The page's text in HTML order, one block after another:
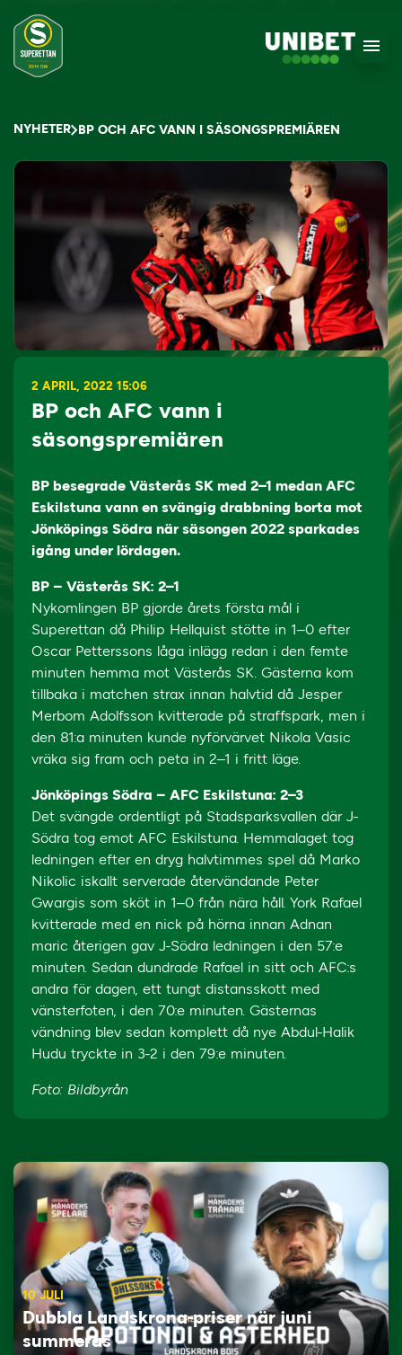
NYHETER BP OCH AFC VANN I SÄSONGSPREMIÄREN
2 APRIL, 2022 15:06
BP och AFC vann i
säsongspremiären
BP besegrade Västerås SK med 2–1 medan AFC
Eskilstuna vann en svängig drabbning borta mot
Jönköpings Södra när säsongen 2022 sparkades
igång under lördagen.
BP – Västerås SK: 2–1
Nykomlingen BP gjorde årets första mål i
Superettan då Philip Hellquist stötte in 1–0 efter
Oscar Petterssons låga inlägg redan i den femte
minuten hemma mot Västerås SK. Gästerna kom
tillbaka i matchen strax innan halvtid då Jesper
Merbom Adolfsson kvitterade på straffspark, men i
den 81:a minuten kunde nyförvärvet Nikola Vasic
vräka sig fram och peta in 2–1 i fritt läge.
Jönköpings Södra – AFC Eskilstuna: 2–3
Det svängde ordentligt på Stadsparksvallen där J-
Södra tog emot AFC Eskilstuna. Hemmalaget tog
ledningen efter en dryg halvtimmes spel då Marko
Nikolic iskallt serverade återvändande Peter
Gwargis som sköt in 1–0 från nära håll. York Rafael
kvitterade med en nick på hörna innan Adnan
maric återigen gav J-Södra ledningen i den 57:e
minuten. Sedan dundrade Rafael in sitt och AFC:s
andra för dagen, ett tungt distansskott med
vänsterfoten, i den 70:e minuten. Gästernas
vändning blev sedan komplett då nye Abdul-Halik
Hudu tryckte in 3-2 i den 79:e minuten.
Foto: Bildbyrån
10 JULI
Dubbla Landskrona-priser när juni
summeras